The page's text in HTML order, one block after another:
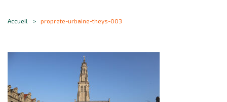
Accueil proprete-urbaine-theys-003